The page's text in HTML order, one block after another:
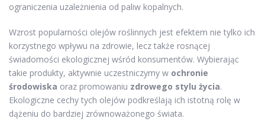
ograniczenia uzależnienia od paliw kopalnych.
Wzrost popularności olejów roślinnych jest efektem nie tylko ich
korzystnego wpływu na zdrowie, lecz także rosnącej
świadomości ekologicznej wśród konsumentów. Wybierając
takie produkty, aktywnie uczestniczymy w ochronie
środowiska oraz promowaniu zdrowego stylu życia.
Ekologiczne cechy tych olejów podkreślają ich istotną rolę w
dążeniu do bardziej zrównoważonego świata.